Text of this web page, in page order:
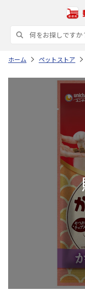
ホーム ペットストア